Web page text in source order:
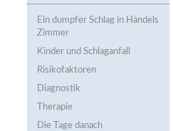
Ein dumpfer Schlag in Händels
Zimmer
Kinder und Schlaganfall
Risikofaktoren
Diagnostik
Therapie
Die Tage danach